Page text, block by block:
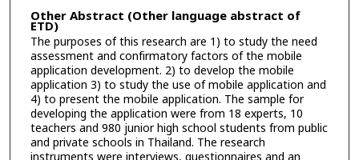
Other Abstract (Other language abstract of
ETD)
The purposes of this research are 1) to study the need
assessment and confirmatory factors of the mobile
application development. 2) to develop the mobile
application 3) to study the use of mobile application and
4) to present the mobile application. The sample for
developing the application were from 18 experts, 10
teachers and 980 junior high school students from public
and private schools in Thailand. The research